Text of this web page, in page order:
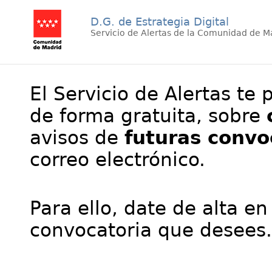
D.G. de Estrategia Digital
Servicio de Alertas de la Comunidad de
El Servicio de Alertas te
de forma gratuita, sobre
avisos de futuras
correo electrónico.
Para ello, date de alta
convocatoria que desees.